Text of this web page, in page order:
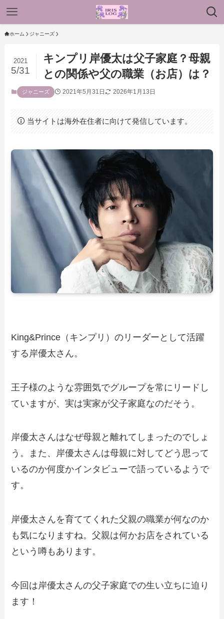
ホーム ジャニーズ
キンプリ岸優太は父子家庭？母親
との関係や父の職業（お店）は？
2021
5/31
ジャニーズ 2021年5月31日 2026年1月13日
当サイトは海外在住者に向けて発信しています。
King&Prince（キンプリ）のリーダーとして活躍
する岸優太さん。
王子様のような雰囲気でグループを常にリードし
ていますが、実は実家が父子家庭なのだそう。
岸優太さんはなぜ母親と離れてしまったのでしょ
う。また、岸優太さんは母親に対してどう思って
いるのか何度かインタビューで語っているようで
す。
岸優太さんを育ててくれた父親の職業が何なのか
も気になりますね。父親は何かお店をされている
という噂もあります。
今回は岸優太さんの父子家庭での生い立ちに迫り
ます！